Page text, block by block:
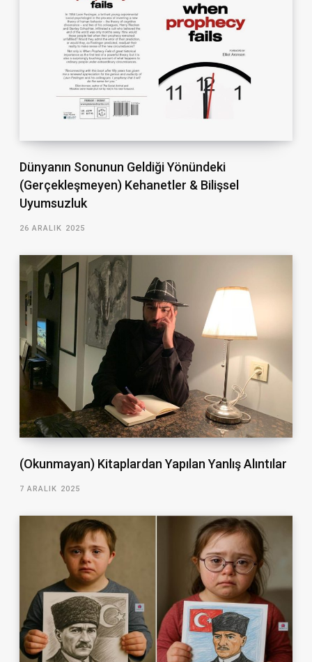
Dünyanın Sonunun Geldiği Yönündeki
(Gerçekleşmeyen) Kehanetler & Bilişsel
Uyumsuzluk
26 ARALIK 2025
(Okunmayan) Kitaplardan Yapılan Yanlış Alıntılar
7 ARALIK 2025